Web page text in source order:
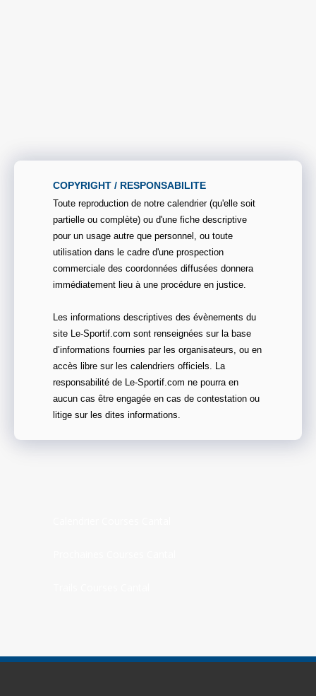
COPYRIGHT / RESPONSABILITE
Toute reproduction de notre calendrier (qu'elle soit
partielle ou complète) ou d'une fiche descriptive
pour un usage autre que personnel, ou toute
utilisation dans le cadre d'une prospection
commerciale des coordonnées diffusées donnera
immédiatement lieu à une procédure en justice.
Les informations descriptives des évènements du
site Le-Sportif.com sont renseignées sur la base
d’informations fournies par les organisateurs, ou en
accès libre sur les calendriers officiels. La
responsabilité de Le-Sportif.com ne pourra en
aucun cas être engagée en cas de contestation ou
litige sur les dites informations.